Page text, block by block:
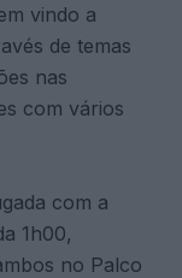
vindo a
de temas
nas
com vários
com a
1h00,
no Palco